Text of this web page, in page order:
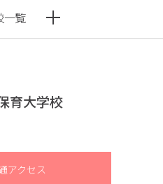
一覧
育大学校
アクセス